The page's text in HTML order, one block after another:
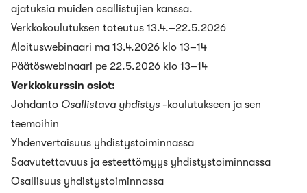
ajatuksia muiden osallistujien kanssa.
Verkkokoulutuksen toteutus 13.4.–22.5.2026
Aloituswebinaari ma 13.4.2026 klo 13–14
Päätöswebinaari pe 22.5.2026 klo 13–14
Verkkokurssin osiot:
Johdanto Osallistava yhdistys -koulutukseen ja sen
teemoihin
Yhdenvertaisuus yhdistystoiminnassa
Saavutettavuus ja esteettömyys yhdistystoiminnassa
Osallisuus yhdistystoiminnassa